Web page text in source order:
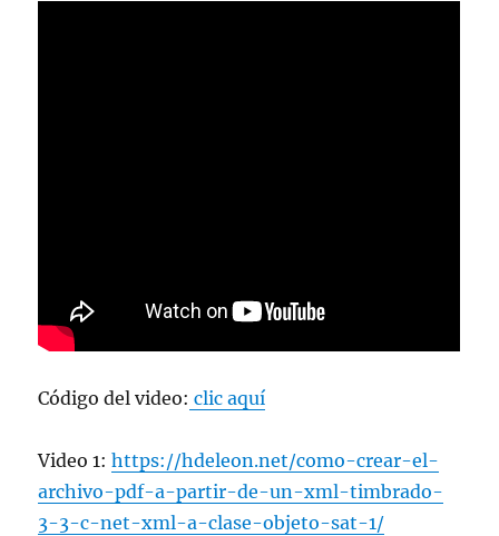
Código del video: clic aquí
Video 1:https://hdeleon.net/como-crear-el-
archivo-pdf-a-partir-de-un-xml-timbrado-
3-3-c-net-xml-a-clase-objeto-sat-1/